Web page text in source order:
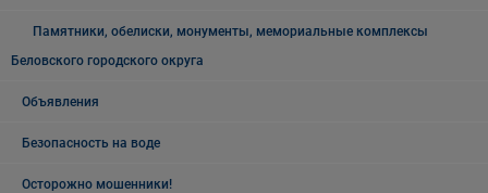
Памятники, обелиски, монументы, мемориальные комплексы
Беловского городского округа
Объявления
Безопасность на воде
Осторожно мошенники!